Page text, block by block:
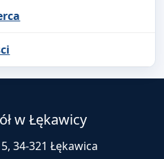
w Łękawicy
34-321 Łękawica